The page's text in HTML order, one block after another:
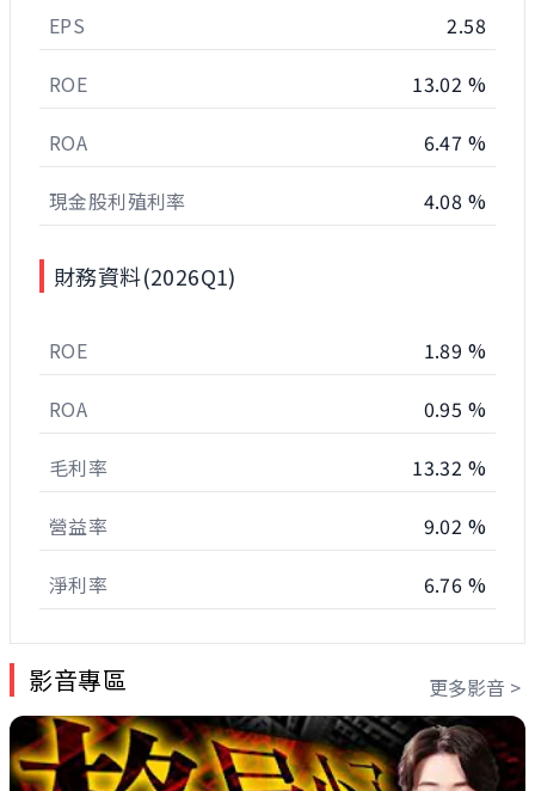
EPS 2.58
ROE 13.02 %
ROA 6.47 %
現金股利殖利率 4.08 %
財務資料(2026Q1)
ROE 1.89 %
ROA 0.95 %
毛利率 13.32 %
營益率 9.02 %
淨利率 6.76 %
影音專區 更多影音 >